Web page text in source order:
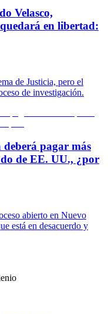
Velasco,
en libertad:
de Justicia, pero el
de investigación.
pagar más
de EE. UU., ¿por
abierto en Nuevo
está en desacuerdo y